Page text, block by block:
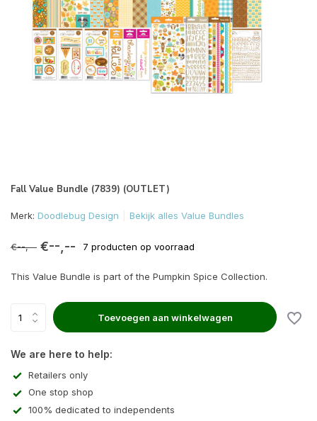
Fall Value Bundle (7839) (OUTLET)
Merk: Doodlebug Design Bekijk alles Value Bundles
€--,-- €--,-- 7 producten op voorraad
This Value Bundle is part of the Pumpkin Spice Collection.
Toevoegen aan winkelwagen
We are here to help:
Retailers only
One stop shop
100% dedicated to independents